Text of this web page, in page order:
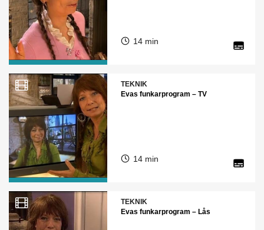
14 min
TEKNIK
Evas funkarprogram – TV
14 min
TEKNIK
Evas funkarprogram – Lås